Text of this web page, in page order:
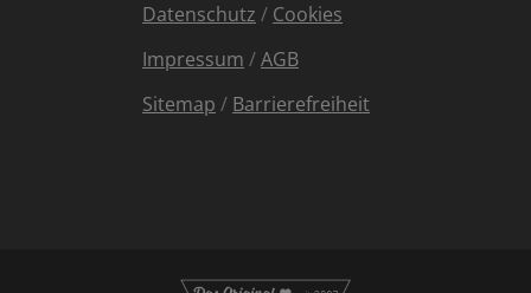
Datenschutz / Cookies
Impressum /AGB
Sitemap / Barrierefreiheit